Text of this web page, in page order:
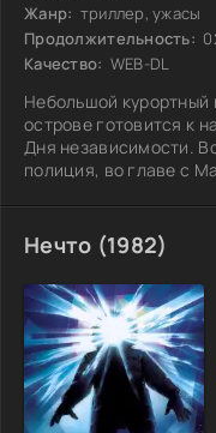
Жанр: триллер, ужасы
Продолжительность:
Качество: WEB-DL
Небольшой
острове готовится к
Дня независимости.
полиция, во главе с
Броуди хочет закрыть
экономикой города,
число жертв растет, и
руки. В опасное
Нечто (1982)